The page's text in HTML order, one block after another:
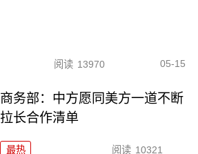
阅读 13970 05-15
商务部：中方愿同美方一道不断
拉长合作清单
最热 阅读 10321